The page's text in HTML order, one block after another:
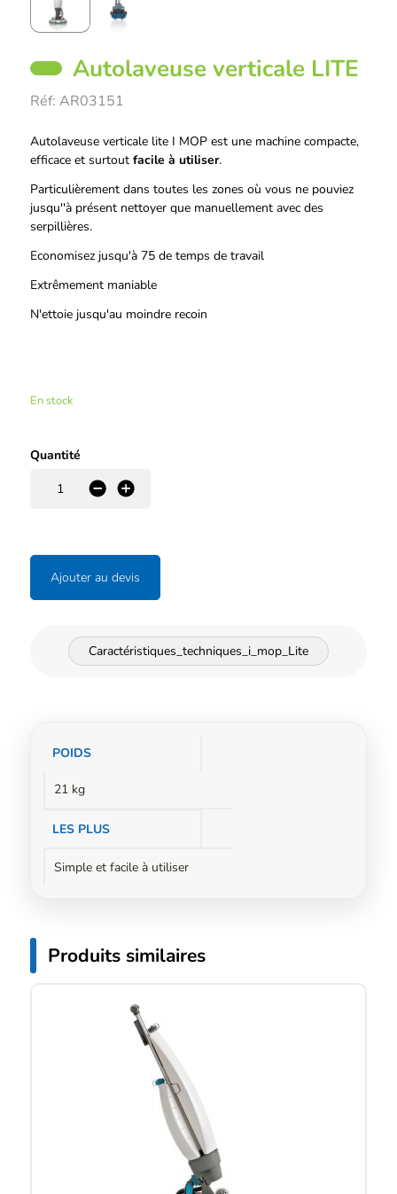
Autolaveuse verticale LITE
Réf: AR03151
Description
Autolaveuse verticale lite I MOP est une machine compacte,
efficace et surtout facile à utiliser.
Particulièrement dans toutes les zones où vous ne pouviez
jusqu''à présent nettoyer que manuellement avec des
serpillières.
Economisez jusqu'à 75 de temps de travail
Extrêmement maniable
N'ettoie jusqu'au moindre recoin
En stock
Quantité
+
-
Ajouter au devis
Caractéristiques_techniques_i_mop_Lite
Informations
POIDS
21 kg
LES PLUS
Simple et facile à utiliser
Produits similaires